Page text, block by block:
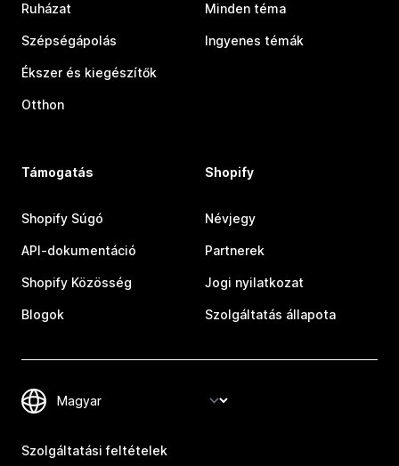
Ruházat
Szépségápolás
Ékszer és kiegészítők
Otthon
Minden téma
Ingyenes témák
Támogatás
Shopify Súgó
API-dokumentáció
Shopify Közösség
Blogok
Shopify
Névjegy
Partnerek
Jogi nyilatkozat
Szolgáltatás állapota
Szolgáltatási feltételek